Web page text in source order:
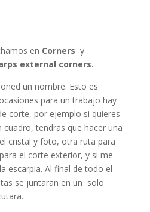
en Corners y
external corners.
un nombre. Esto es
para un trabajo hay
corte, por ejemplo si quieres
tendras que hacer una
cristal y foto, otra ruta para
el corte exterior, y si me
escarpia. Al final de todo el
se juntaran en un solo